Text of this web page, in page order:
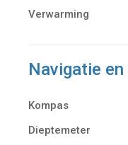
Verwarming
Navigatie
Kompas
Dieptemeter